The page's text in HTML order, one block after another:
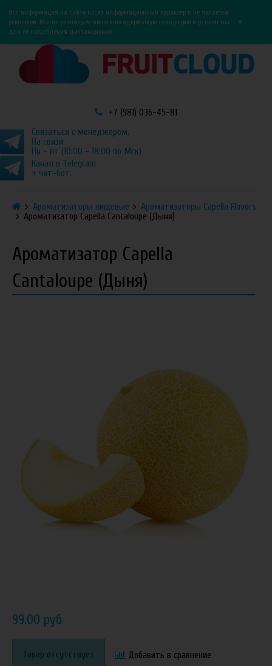
0
Вся информация на сайте носит информационный характер и не является
рекламой. Мы не реализуем никотиносодержащую продукцию и устройства
для её потребления дистанционно.
×
+7 (981) 036-45-81
Связаться с менеджером.
На связи:
Пн - пт (10:00 - 18:00 по Мск)
Канал в Telegram
+ чат-бот.
Ароматизаторы пищевые
Ароматизаторы Capella Flavors
Ароматизатор Capella Cantaloupe (Дыня)
Ароматизатор Capella
Cantaloupe (Дыня)
99.00 руб
Товар отсутствует Добавить в сравнение